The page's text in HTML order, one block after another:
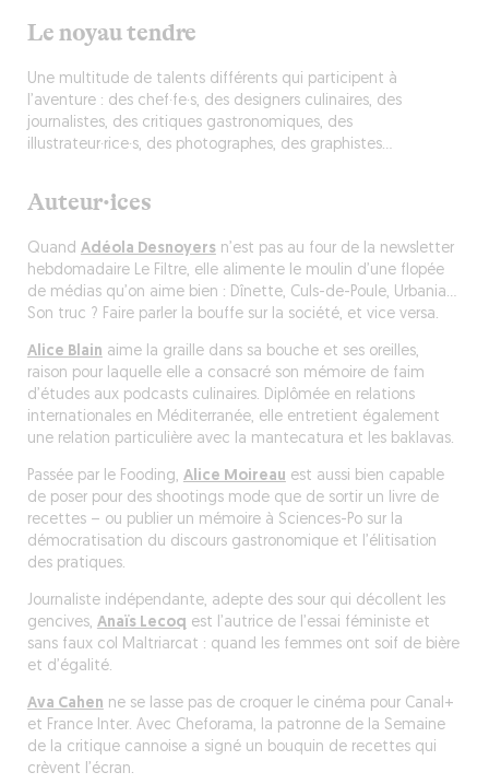
Le noyau tendre
Une multitude de talents différents qui participent à
l’aventure : des chef·fe·s, des designers culinaires, des
journalistes, des critiques gastronomiques, des
illustrateur·rice·s, des photographes, des graphistes…
Auteur·ices
Quand Adéola Desnoyersn’est pas au four de la newsletter
hebdomadaire Le Filtre, elle alimente le moulin d’une flopée
de médias qu’on aime bien : Dînette, Culs-de-Poule, Urbania…
Son truc ? Faire parler la bouffe sur la société, et vice versa.
Alice Blain aime la graille dans sa bouche et ses oreilles,
raison pour laquelle elle a consacré son mémoire de faim
d’études aux podcasts culinaires. Diplômée en relations
internationales en Méditerranée, elle entretient également
une relation particulière avec la mantecatura et les baklavas.
Passée par le Fooding, Alice Moireau est aussi bien capable
de poser pour des shootings mode que de sortir un livre de
recettes – ou publier un mémoire à Sciences-Po sur la
démocratisation du discours gastronomique et l’élitisation
des pratiques.
Journaliste indépendante, adepte des sour qui décollent les
gencives, Anaïs Lecoq est l’autrice de l’essai féministe et
sans faux col Maltriarcat : quand les femmes ont soif de bière
et d’égalité.
Ava Cahen ne se lasse pas de croquer le cinéma pour Canal+
et France Inter. Avec Cheforama, la patronne de la Semaine
de la critique cannoise a signé un bouquin de recettes qui
crèvent l’écran.